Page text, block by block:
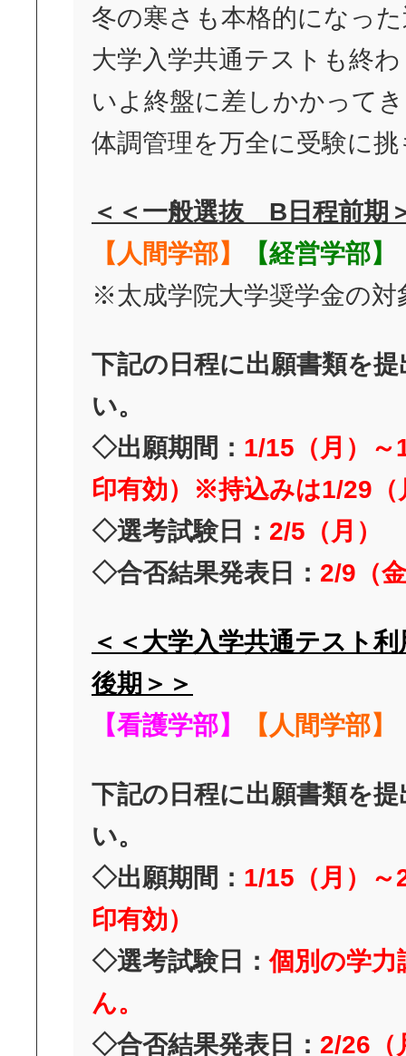
冬の寒さも本格的になっ
大学入学共通テストも終
いよ終盤に差しかかって
体調管理を万全に受験に
＜＜一般選抜 B日程前期
【人間学部】
【経営学部】
※太成学院大学奨学金の対
下記の日程に出願書類を
い。
◇出願期間： 1/15（月）～
印有効）※持込みは1/29（
◇選考試験日： 2/5（月）
◇合否結果発表日： 2/9（
＜＜大学入学共通テスト
後期＞＞
【看護学部】
【人間学部】
下記の日程に出願書類を
い。
◇出願期間： 1/15（月）～
印有効）
◇選考試験日：個別の学力
ん。
◇合否結果発表日： 2/26（